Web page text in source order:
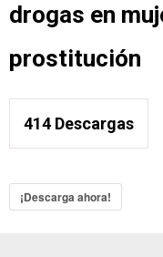
drogas en
prostitución
414 Descargas
¡Descarga ahora!